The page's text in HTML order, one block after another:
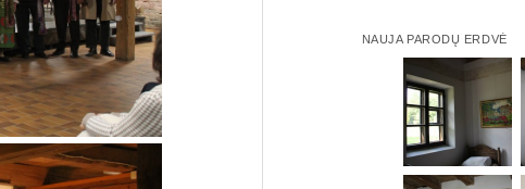
NAUJA PARODŲ ERDVĖ